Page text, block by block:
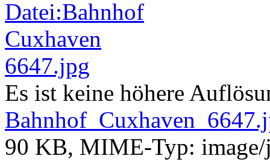
Es ist keine höhere
90 KB, MIME-Typ: